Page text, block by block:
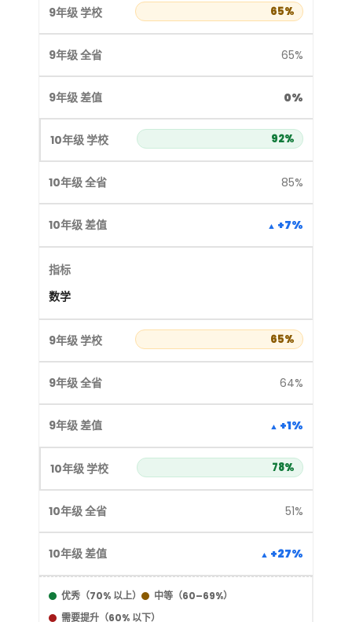
65%
65%
0%
92%
85%
+7%
数学
65%
64%
+1%
78%
51%
+27%
优秀（70% 以上）
中等（60–69%）
需要提升（60% 以下）